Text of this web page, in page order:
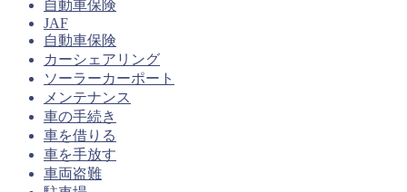
自動車保険
JAF
自動車保険
カーシェアリング
ソーラーカーポート
メンテナンス
車の手続き
車を借りる
車を手放す
車両盗難